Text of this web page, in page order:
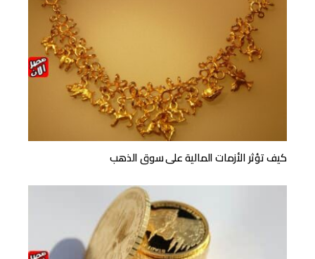
كيف تؤثر الأزمات المالية على سوق الذهب